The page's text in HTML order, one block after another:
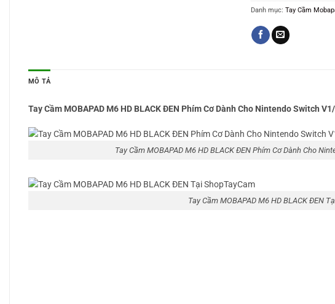
Danh mục:Tay Cầm
MÔ TẢ
Tay Cầm MOBAPAD M6 HD BLACK ĐEN Phím Cơ Dành Cho Nintendo Switch
Tay Cầm MOBAPAD M6 HD BLACK ĐEN Phím Cơ Dành Cho
Tay Cầm MOBAPAD M6 HD BLACK ĐEN